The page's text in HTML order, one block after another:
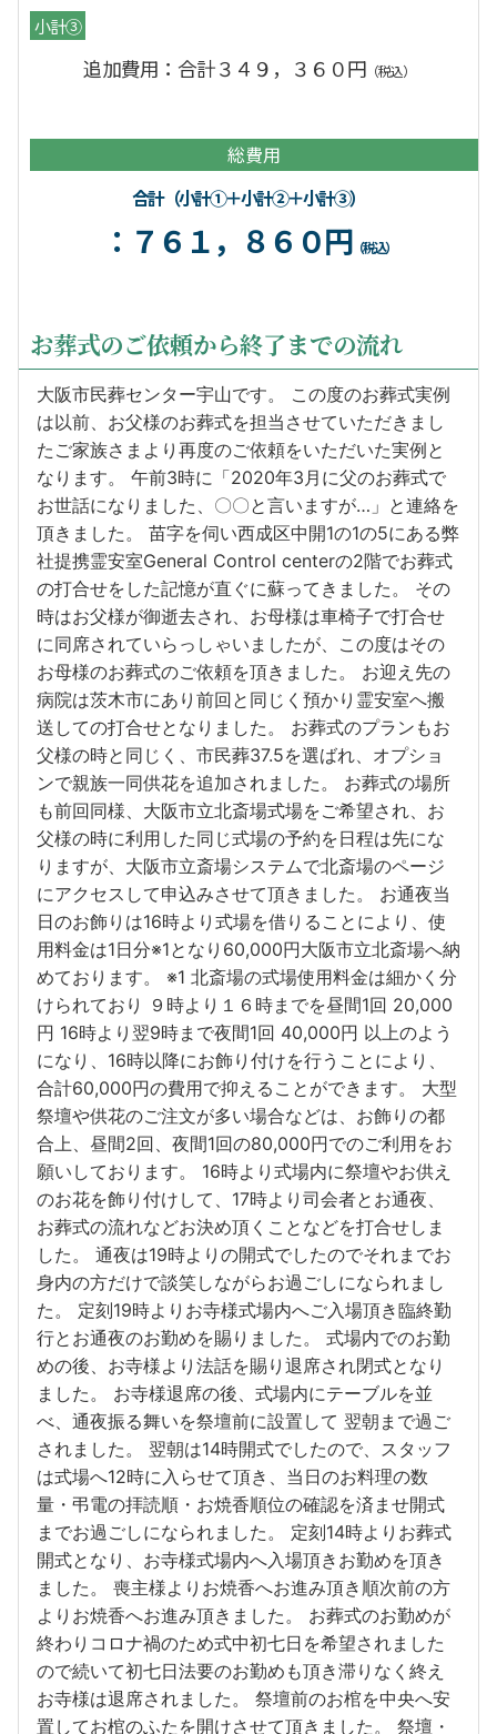
小計③
追加費用：合計３４９，３６０円 （税込）
総費用
合計（小計①＋小計②＋小計③）
：７６１，８６０円 （税込）
お葬式のご依頼から終了までの流れ
大阪市民葬センター宇山です。 この度のお葬式実例
は以前、お父様のお葬式を担当させていただきまし
たご家族さまより再度のご依頼をいただいた実例と
なります。 午前3時に「2020年3月に父のお葬式で
お世話になりました、〇〇と言いますが…」と連絡を
頂きました。 苗字を伺い西成区中開1の1の5にある弊
社提携霊安室General Control centerの2階でお葬式
の打合せをした記憶が直ぐに蘇ってきました。 その
時はお父様が御逝去され、お母様は車椅子で打合せ
に同席されていらっしゃいましたが、この度はその
お母様のお葬式のご依頼を頂きました。 お迎え先の
病院は茨木市にあり前回と同じく預かり霊安室へ搬
送しての打合せとなりました。 お葬式のプランもお
父様の時と同じく、市民葬37.5を選ばれ、オプショ
ンで親族一同供花を追加されました。 お葬式の場所
も前回同様、大阪市立北斎場式場をご希望され、お
父様の時に利用した同じ式場の予約を日程は先にな
りますが、大阪市立斎場システムで北斎場のページ
にアクセスして申込みさせて頂きました。 お通夜当
日のお飾りは16時より式場を借りることにより、使
用料金は1日分※1となり60,000円大阪市立北斎場へ納
めております。 ※1 北斎場の式場使用料金は細かく分
けられており ９時より１６時までを昼間1回 20,000
円 16時より翌9時まで夜間1回 40,000円 以上のよう
になり、16時以降にお飾り付けを行うことにより、
合計60,000円の費用で抑えることができます。 大型
祭壇や供花のご注文が多い場合などは、お飾りの都
合上、昼間2回、夜間1回の80,000円でのご利用をお
願いしております。 16時より式場内に祭壇やお供え
のお花を飾り付けして、17時より司会者とお通夜、
お葬式の流れなどお決め頂くことなどを打合せしま
した。 通夜は19時よりの開式でしたのでそれまでお
身内の方だけで談笑しながらお過ごしになられまし
た。 定刻19時よりお寺様式場内へご入場頂き臨終勤
行とお通夜のお勤めを賜りました。 式場内でのお勤
めの後、お寺様より法話を賜り退席され閉式となり
ました。 お寺様退席の後、式場内にテーブルを並
べ、通夜振る舞いを祭壇前に設置して 翌朝まで過ご
されました。 翌朝は14時開式でしたので、スタッフ
は式場へ12時に入らせて頂き、当日のお料理の数
量・弔電の拝読順・お焼香順位の確認を済ませ開式
までお過ごしになられました。 定刻14時よりお葬式
開式となり、お寺様式場内へ入場頂きお勤めを頂き
ました。 喪主様よりお焼香へお進み頂き順次前の方
よりお焼香へお進み頂きました。 お葬式のお勤めが
終わりコロナ禍のため式中初七日を希望されました
ので続いて初七日法要のお勤めも頂き滞りなく終え
お寺様は退席されました。 祭壇前のお棺を中央へ安
置してお棺のふたを開けさせて頂きました。 祭壇・